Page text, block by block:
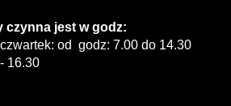
czynna jest w godz:
od godz: 7.00 do 14.30
16.30